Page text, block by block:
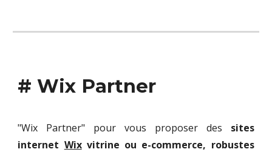
# Wix Partner
"Wix Partner" pour vous proposer des sites
internet Wix vitrine ou e-commerce, robustes